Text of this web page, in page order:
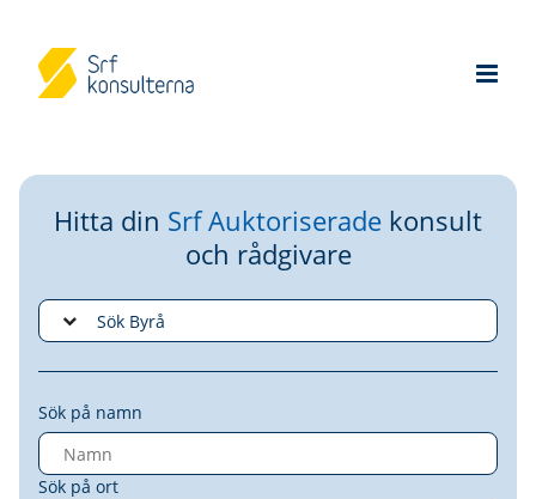
Hitta din Srf Auktoriserade konsult
och rådgivare
Sök på namn
Sök på ort